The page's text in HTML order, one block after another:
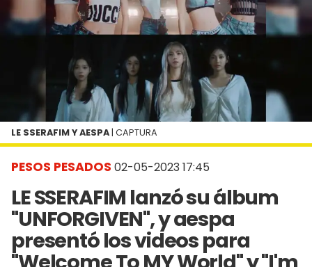
PESOS PESADOS 02-05-2023 17:45
LE SSERAFIM lanzó su álbum
"UNFORGIVEN", y aespa
presentó los videos para
LE SSERAFIM Y AESPA | CAPTURA